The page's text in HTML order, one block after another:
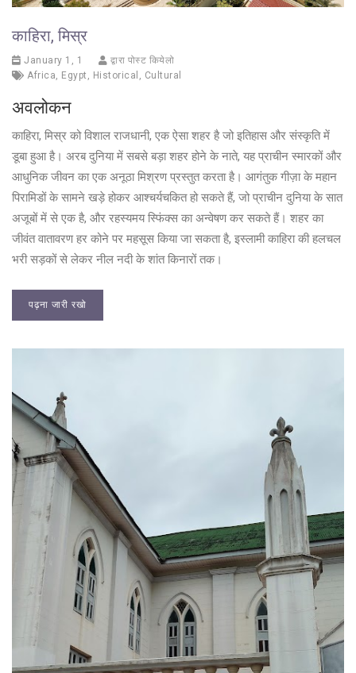
काहिरा, मिस्र
January 1, 1
द्वारा पोस्ट कियेलो
Africa, Egypt , Historical , Cultural
अवलोकन
काहिरा, मिस्र को विशाल राजधानी, एक ऐसा शहर है जो इतिहास और संस्कृति में
डूबा हुआ है। अरब दुनिया में सबसे बड़ा शहर होने के नाते, यह प्राचीन स्मारकों और
आधुनिक जीवन का एक अनूठा मिश्रण प्रस्तुत करता है। आगंतुक गीज़ा के महान
पिरामिडों के सामने खड़े होकर आश्चर्यचकित हो सकते हैं, जो प्राचीन दुनिया के सात
अजूबों में से एक है, और रहस्यमय स्फिंक्स का अन्वेषण कर सकते हैं। शहर का
जीवंत वातावरण हर कोने पर महसूस किया जा सकता है, इस्लामी काहिरा की हलचल
भरी सड़कों से लेकर नील नदी के शांत किनारों तक।
पढ़ना जारी रखो